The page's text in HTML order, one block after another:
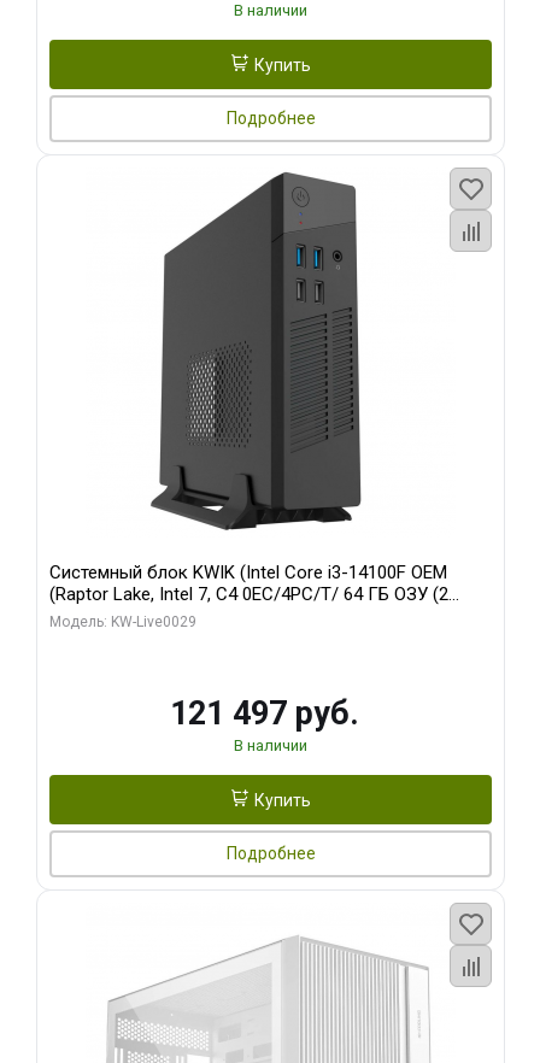
В наличии
Купить
Подробнее
Системный блок KWIK (Intel Core i3-14100F OEM
(Raptor Lake, Intel 7, C4 0EC/4PC/T/ 64 ГБ ОЗУ (2
модуля)/ MSI RTX5060Ti SHADOW 2X OC PLUS 8GB
Модель: KW-Live0029
121 497 руб.
В наличии
Купить
Подробнее